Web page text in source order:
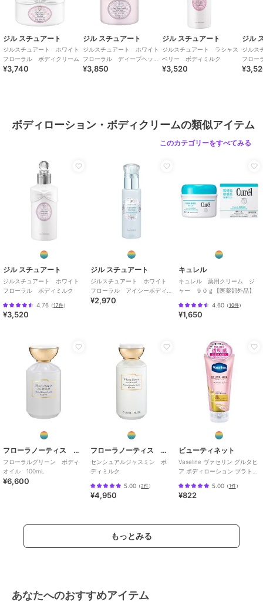
ジル スチュアート
ジルスチュアート ホワイト
フローラル ボディクリーム
¥3,740
ジル スチュアート
ジルスチュアート ホワイト
フローラル ディープヘッド
クレンズ
¥3,850
ジル スチュアート
ジルスチュアート ラシャス
ベリー ボディミルク
¥3,520
ジル
ジルス
フロー
ボディローション・ボディクリームの類似アイテム
このカテゴリーをすべてみる
ジル スチュアート
ジルスチュアート ホワイト
フローラル ボディミルク
4.76 （17件）
¥3,520
ジル スチュアート
ジルスチュアート ホワイト
フローラル アイシーボディ
ミスト＜限定＞
¥2,970
キュレル
キュレル 薬用クリーム ジ
ャー ９０ｇ【医薬部外品】
4.60（10件）
¥1,650
フローラノーティス ジルスチュアート
フローラルグリーン ボディ
オイル 100mL
¥6,600
フローラノーティス ジルスチュアート
センシュアルジャスミン ボ
ディミルク
5.00 （2件）
¥4,950
ビューティネット
Vaseline ヴァセリン グルタヒ
ア ボディローション ブラトニ
5.00（1件）
¥822
もっとみる
あなたへのおすすめアイテム